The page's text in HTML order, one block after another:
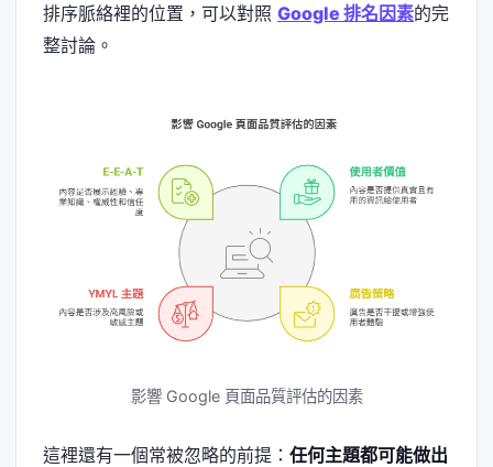
排序脈絡裡的位置，可以對照 Google 排名因素的完
整討論。
影響 Google 頁面品質評估的因素
這裡還有一個常被忽略的前提： 任何主題都可能做出